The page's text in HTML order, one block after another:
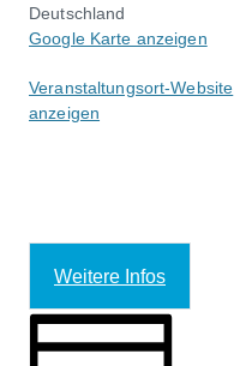
Deutschland
Google Karte anzeigen
Veranstaltungsort-Website
anzeigen
Weitere Infos